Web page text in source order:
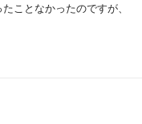
ことなかったのですが、